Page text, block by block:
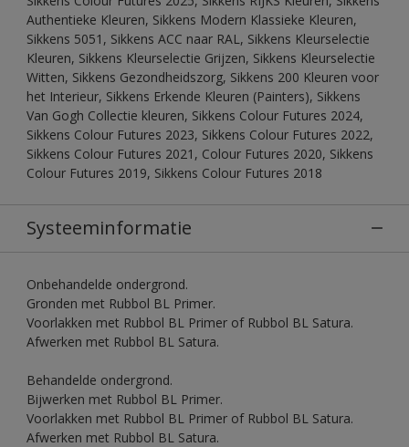
Authentieke Kleuren, Sikkens Modern Klassieke Kleuren,
Sikkens 5051, Sikkens ACC naar RAL, Sikkens Kleurselectie
Kleuren, Sikkens Kleurselectie Grijzen, Sikkens Kleurselectie
Witten, Sikkens Gezondheidszorg, Sikkens 200 Kleuren voor
het Interieur, Sikkens Erkende Kleuren (Painters), Sikkens
Van Gogh Collectie kleuren, Sikkens Colour Futures 2024,
Sikkens Colour Futures 2023, Sikkens Colour Futures 2022,
Sikkens Colour Futures 2021, Colour Futures 2020, Sikkens
Colour Futures 2019, Sikkens Colour Futures 2018
Systeeminformatie
Onbehandelde ondergrond.
Gronden met Rubbol BL Primer.
Voorlakken met Rubbol BL Primer of Rubbol BL Satura.
Afwerken met Rubbol BL Satura.
Behandelde ondergrond.
Bijwerken met Rubbol BL Primer.
Voorlakken met Rubbol BL Primer of Rubbol BL Satura.
Afwerken met Rubbol BL Satura.